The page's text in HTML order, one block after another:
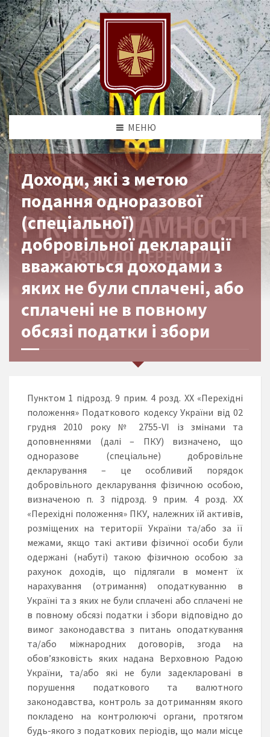
МЕНЮ
Доходи, які з метою
подання одноразової
(спеціальної)
добровільної декларації
вважаються доходами з
яких не були сплачені, або
сплачені не в повному
обсязі податки і збори
Пунктом 1 підрозд. 9 прим. 4 розд. ХХ «Перехідні
положення» Податкового кодексу України від 02
грудня 2010 року № 2755-VI із змінами та
доповненнями (далі – ПКУ) визначено, що
одноразове (спеціальне) добровільне
декларування – це особливий порядок
добровільного декларування фізичною особою,
визначеною п. 3 підрозд. 9 прим. 4 розд. ХХ
«Перехідні положення» ПКУ, належних їй активів,
розміщених на території України та/або за її
межами, якщо такі активи фізичної особи були
одержані (набуті) такою фізичною особою за
рахунок доходів, що підлягали в момент їх
нарахування (отримання) оподаткуванню в
Україні та з яких не були сплачені або сплачені не
в повному обсязі податки і збори відповідно до
вимог законодавства з питань оподаткування
та/або міжнародних договорів, згода на
обов’язковість яких надана Верховною Радою
України, та/або які не були задекларовані в
порушення податкового та валютного
законодавства, контроль за дотриманням якого
покладено на контролюючі органи, протягом
будь-якого з податкових періодів, що мали місце